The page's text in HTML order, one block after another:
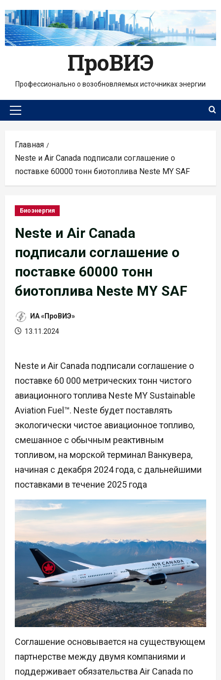
содержимому
ПроВИЭ
Профессионально о возобновляемых источниках энергии
Основное
Главная
Neste и Air Canada подписали соглашение о
поставке 60000 тонн биотоплива Neste MY SAF
Биоэнергия
Neste и Air Canada
подписали соглашение о
поставке 60000 тонн
биотоплива Neste MY SAF
ИА «ПроВИЭ»
13.11.2024
Neste и Air Canada подписали соглашение о
поставке 60 000 метрических тонн чистого
авиационного топлива Neste MY Sustainable
Aviation Fuel™. Neste будет поставлять
экологически чистое авиационное топливо,
смешанное с обычным реактивным
топливом, на морской терминал Ванкувера,
начиная с декабря 2024 года, с дальнейшими
поставками в течение 2025 года
Соглашение основывается на существующем
партнерстве между двумя компаниями и
поддерживает обязательства Air Canada по